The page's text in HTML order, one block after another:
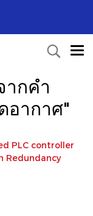
ากคำ
อากาศ"
PLC controller
Redundancy